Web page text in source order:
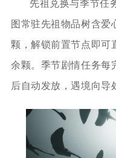
先祖兑换与季节任
图常驻先祖物品树含爱
颗，解锁前置节点即可
余颗。季节剧情任务每
后自动发放，遇境向导